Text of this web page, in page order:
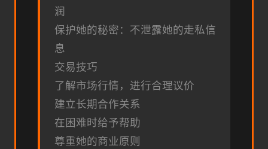
润
保护她的秘密：不泄露她的走私信
息
交易技巧
了解市场行情，进行合理议价
建立长期合作关系
在困难时给予帮助
尊重她的商业原则